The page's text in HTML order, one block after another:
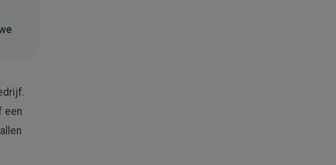
een